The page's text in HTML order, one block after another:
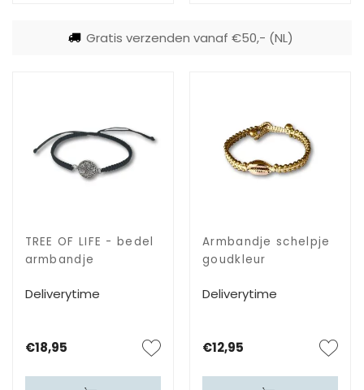
Gratis verzenden vanaf €50,- (NL)
TREE OF LIFE - bedel
armbandje
Deliverytime
€18,95
Armbandje schelpje
goudkleur
Deliverytime
€12,95